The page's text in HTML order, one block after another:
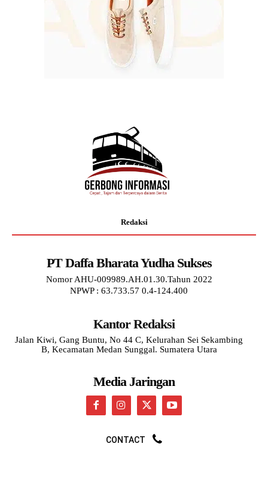
Redaksi
PT Daffa Bharata Yudha Sukses
Nomor AHU-009989.AH.01.30.Tahun 2022
NPWP : 63.733.57 0.4-124.400
Kantor Redaksi
Jalan Kiwi, Gang Buntu, No 44 C, Kelurahan Sei Sekambing
B, Kecamatan Medan Sunggal. Sumatera Utara
Media Jaringan
CONTACT